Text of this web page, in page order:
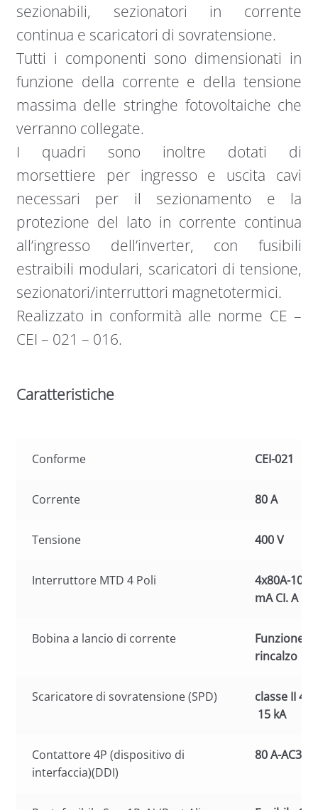
sezionabili, sezionatori in corrente
continua e scaricatori di sovratensione.
Tutti i componenti sono dimensionati in
funzione della corrente e della tensione
massima delle stringhe fotovoltaiche che
verranno collegate.
I quadri sono inoltre dotati di
morsettiere per ingresso e uscita cavi
necessari per il sezionamento e la
protezione del lato in corrente continua
all’ingresso dell’inverter, con fusibili
estraibili modulari, scaricatori di tensione,
sezionatori/interruttori magnetotermici.
Realizzato in conformità alle norme CE –
CEI – 021 – 016.
Caratteristiche
Conforme CEI-021
Corrente 80 A
Tensione 400 V
Interruttore MTD 4 Poli
4x80A-10
mA CI. A
Bobina a lancio di corrente
Funzione di
rincalzo
Scaricatore di sovratensione (SPD)
classe II 4P
15 kA
Contattore 4P (dispositivo di
interfaccia)(DDI)
80 A-AC3